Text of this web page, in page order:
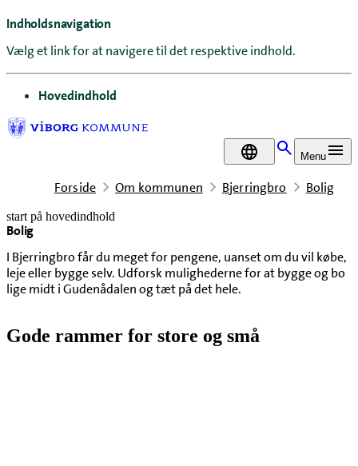
Indholdsnavigation
Vælg et link for at navigere til det respektive indhold.
gå til
Hovedindhold
DA Menu
Forside Om kommunen Bjerringbro Bolig
start på hovedindhold
Bolig
I Bjerringbro får du meget for pengene, uanset om du vil købe,
leje eller bygge selv. Udforsk mulighederne for at bygge og bo
lige midt i Gudenådalen og tæt på det hele.
senest opdateret 15. juni 2026
Gode rammer for store og små